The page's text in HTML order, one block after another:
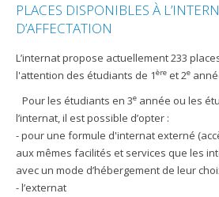
PLACES DISPONIBLES À
D’AFFECTATION
L’internat propose actuellement 233
l'attention des étudiants de 1ère et 2e
Pour les étudiants en 3e année ou les
l’internat, il est possible d’opter :
- pour une formule d'internat externé
aux mêmes facilités et services que les
avec un mode d’hébergement de leur
- l’externat